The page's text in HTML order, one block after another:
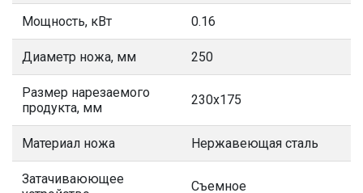
Мощность, кВт 0.16
Диаметр ножа, мм 250
Размер нарезаемого
продукта, мм
230x175
Материал ножа Нержавеющая сталь
Затачиваюющее
Съемное